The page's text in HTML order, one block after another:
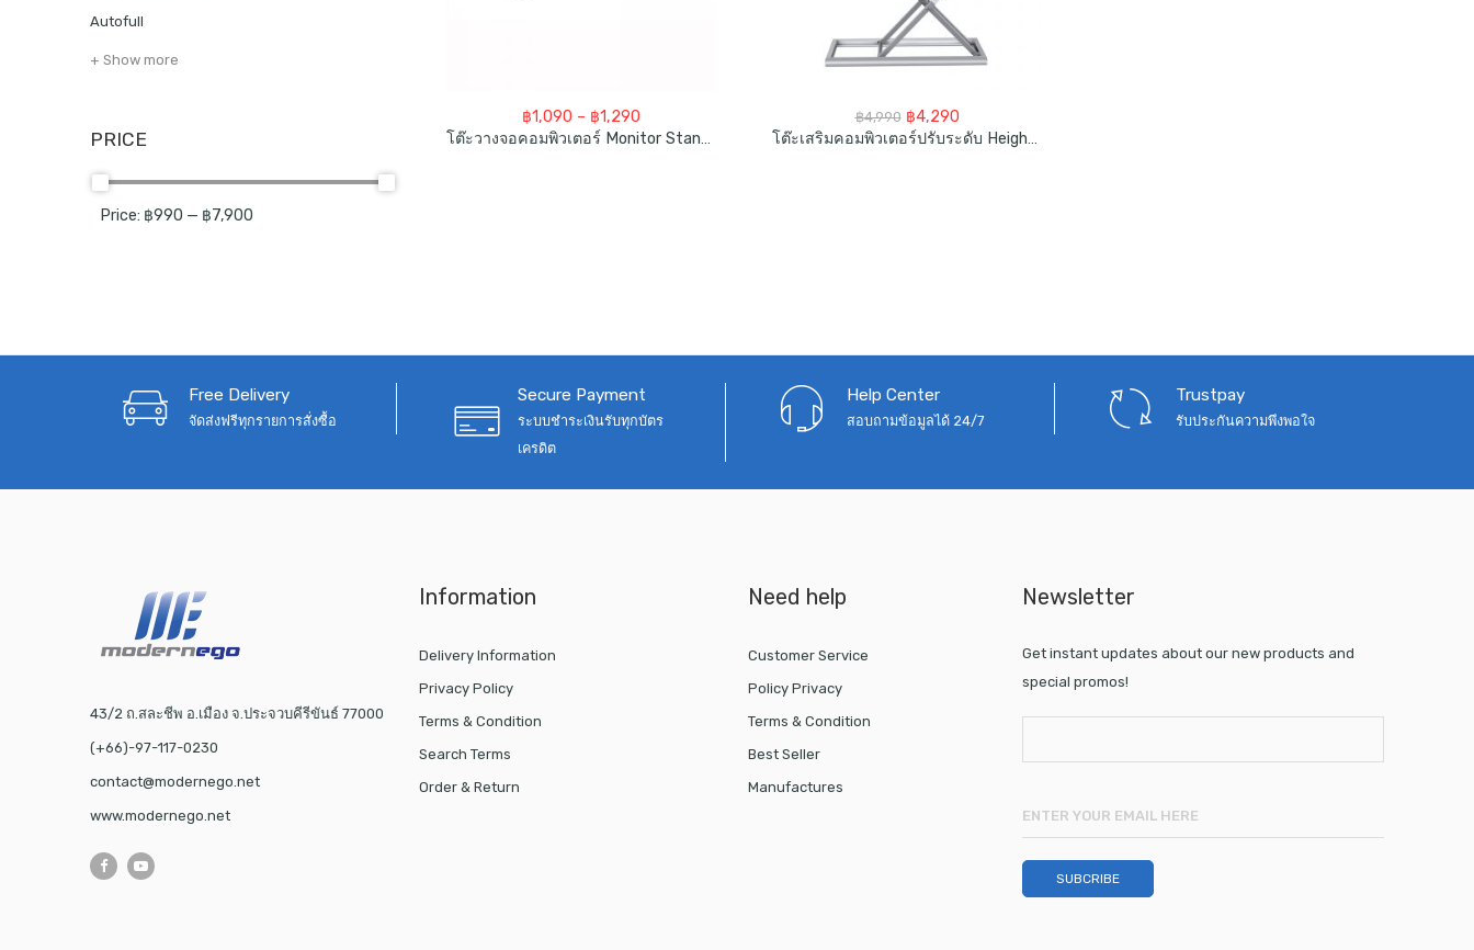
฿1,090 – ฿1,290
range:
฿4,990 Original
price
฿4,290Current
price
Autofull
+ Show more
PRICE
Price: ฿990 — ฿7,900
Free Delivery
จัดส่งฟรีทุกรายการสั่งซื้อ
Secure Payment
ระบบชำระเงินรับทุกบัตร
เครดิต
Help Center
สอบถามข้อมูลได้ 24/7
Trustpay
รับประกันความพึงพอใจ
43/2 ถ.สละชีพ อ.เมือง จ.ประจวบคีรีขันธ์ 77000
(+66)-97-117-0230
contact@modernego.net
www.modernego.net
Information
Delivery Information
Privacy Policy
Terms & Condition
Search Terms
Order & Return
Need help
Customer Service
Policy Privacy
Terms & Condition
Best Seller
Manufactures
Newsletter
Get instant updates about our new products and
special promos!